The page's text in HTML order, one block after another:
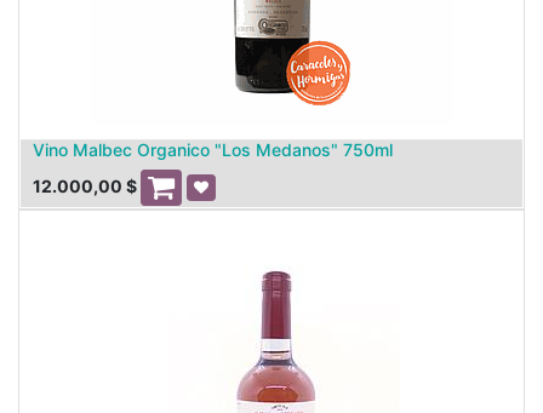
Vino Malbec Organico "Los Medanos" 750ml
12.000,00 $